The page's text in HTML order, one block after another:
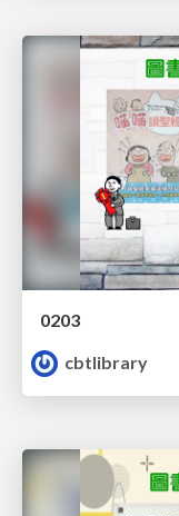
0203
cbtlibrary